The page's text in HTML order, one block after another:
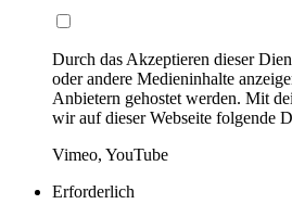
Durch das Akzeptieren dieser
oder andere Medieninhalte
Anbietern gehostet werden. Mit
wir auf dieser Webseite folgende
Vimeo, YouTube
Erforderlich